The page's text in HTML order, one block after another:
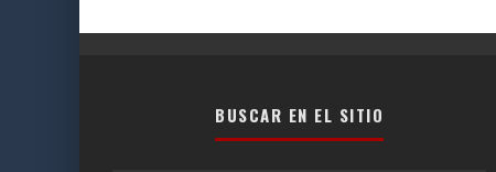
BUSCAR EN EL SITIO